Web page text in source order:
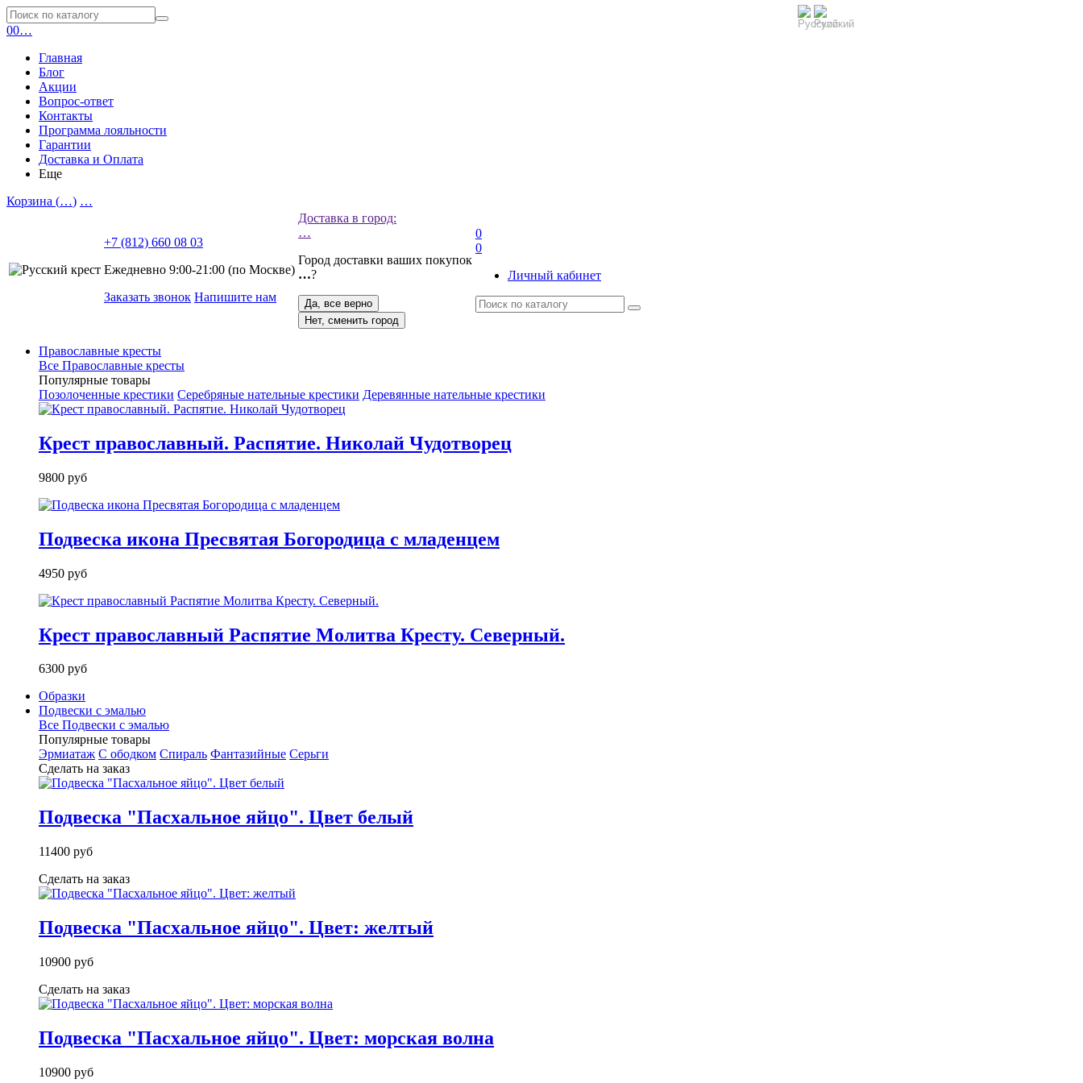
00…
Главная
Блог
Акции
Вопрос-ответ
Контакты
Программа лояльности
Гарантии
Доставка и Оплата
Еще
Корзина (…) …
+7 (812) 660 08 03
Ежедневно 9:00-21:00 (по Москве)
Заказать звонок Напишите нам
Доставка в город:
…
Город доставки ваших покупок
…?
Да, все верно
Нет, сменить город
0
0
Личный кабинет
Православные кресты
Все Православные кресты
Популярные товары
Позолоченные крестики Серебряные нательные крестики Деревянные нательные крестики
Крест православный. Распятие. Николай Чудотворец
9800 руб
Подвеска икона Пресвятая Богородица с младенцем
4950 руб
Крест православный Распятие Молитва Кресту. Северный.
6300 руб
Образки
Подвески с эмалью
Все Подвески с эмалью
Популярные товары
Эрмиатаж С ободком Спираль Фантазийные Серьги
Сделать на заказ
Подвеска "Пасхальное яйцо". Цвет белый
11400 руб
Сделать на заказ
Подвеска "Пасхальное яйцо". Цвет: желтый
10900 руб
Сделать на заказ
Подвеска "Пасхальное яйцо". Цвет: морская волна
10900 руб